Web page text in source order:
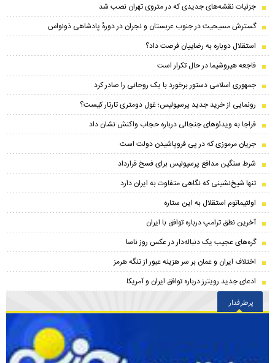
جزئیات نقشه‌های جدیدی که در متروی تهران نصب شد
گسترش مسیحیت در جنوب عربستان و نجران در دورهٔ پادشاهی ذونواس
استقلال دوباره به رضاییان فرصت داد؟
فاجعه هیروشیما در حال تکرار است
جمهوری اسلامی دستور برخورد با یک روحانی را صادر کرد
رونمایی از خرید جدید پرسپولیس؛ غول دومتری تارتار کیست؟
فراجا به ویدئوهای جنجالی درباره حجاب واکنش نشان داد
جریان مرموزی که در پی فروپاشیدن دولت است
شرط سنگین مدافع پرسپولیس برای فسخ قرارداد
تنها شیخ‌نشینی که نگاهی متفاوت به ایران دارد
اولتیماتوم استقلال به این ستاره
آخرین نطق ترامپ درباره توافق با ایران
گره‌های عجیب یک دنباله‌دار در عکس روز ناسا
اختلاف ایران و عمان بر سر هزینه عبور از تنگه هرمز
ادعای جدید رویترز درباره توافق ایران و آمریکا
پرطرفدار